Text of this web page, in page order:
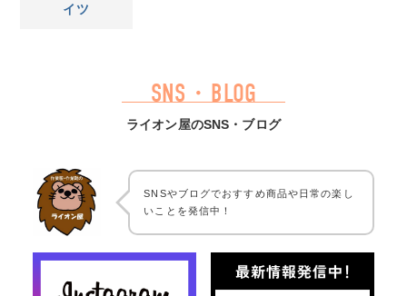
イツ
SNS・BLOG
ライオン屋のSNS・ブログ
SNSやブログでおすすめ商品や日常の楽し
いことを発信中！